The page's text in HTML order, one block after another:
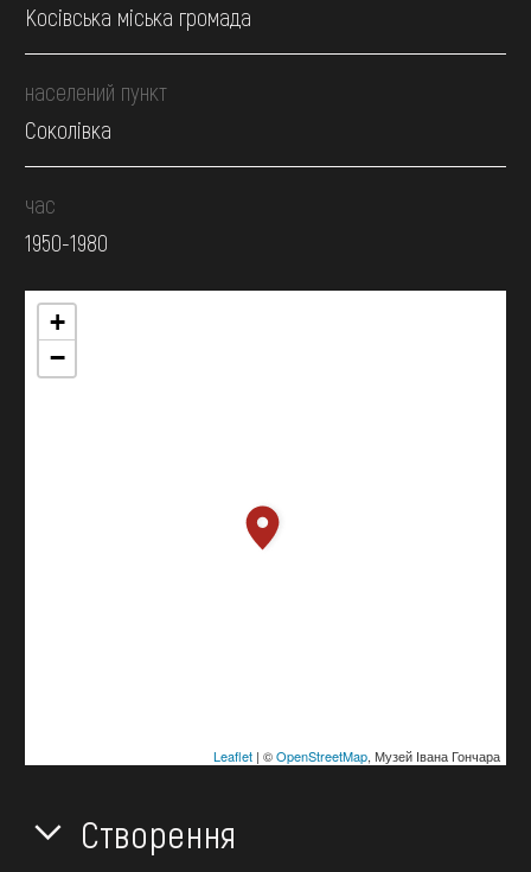
Косівська міська громада
населений пункт
Соколівка
час
1950-1980
+
−
Leaflet| ©OpenStreetMap, Музей Івана Гончара
Створення